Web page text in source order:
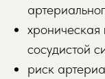
хроническая
сосудистой
риск